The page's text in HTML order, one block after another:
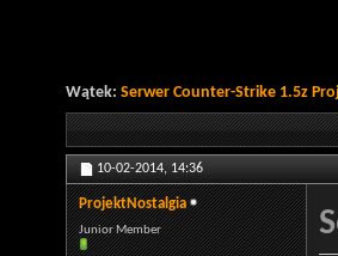
Wątek: Serwer Counter-Strike 1.5z
10-02-2014, 14:36
ProjektNostalgia
Junior Member